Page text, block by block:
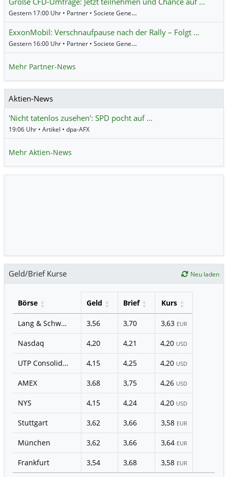
Gestern 17:00 Uhr • Partner • Societe Generale
ExxonMobil: Verschnaufpause nach der Rally – Folgt …
Gestern 16:00 Uhr • Partner • Societe Generale
Mehr Partner-News
Aktien-News
'Nicht tatenlos zusehen': SPD pocht auf …
19:06 Uhr • Artikel • dpa-AFX
Mehr Aktien-News
Geld/Brief Kurse Neu laden
Börse Geld Brief Kurs
Lang & Schwarz 3,56 3,70 3,63 EUR
Nasdaq 4,20 4,21 4,20 USD
UTP Consolidated 4,15 4,25 4,20 USD
AMEX 3,68 3,75 4,26 USD
NYS 4,15 4,24 4,20 USD
Stuttgart 3,62 3,66 3,58 EUR
München 3,62 3,66 3,64 EUR
Frankfurt 3,54 3,68 3,58 EUR